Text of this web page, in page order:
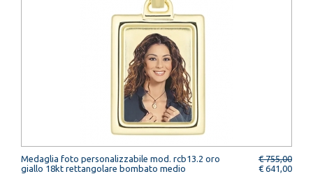
Medaglia foto personalizzabile mod. rcb13.2 oro
giallo 18kt rettangolare bombato medio
€ 755,00
€ 641,00